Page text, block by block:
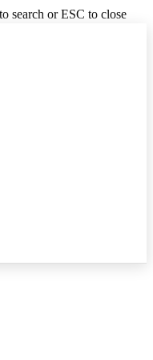
search or ESC to close